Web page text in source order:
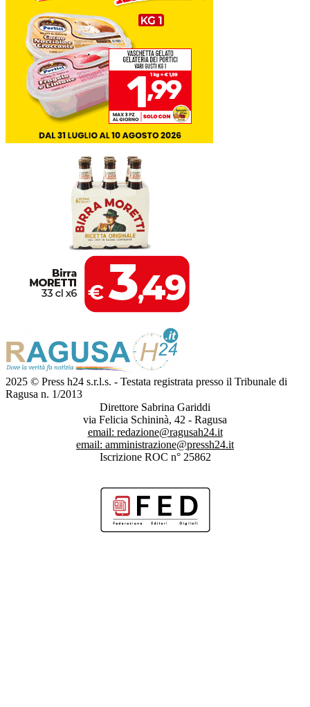
2025 © Press h24 s.r.l.s. - Testata registrata presso il Tribunale di
Ragusa n. 1/2013
Direttore Sabrina Gariddi
via Felicia Schininà, 42 - Ragusa
email: redazione@ragusah24.it
email: amministrazione@pressh24.it
Iscrizione ROC n° 25862